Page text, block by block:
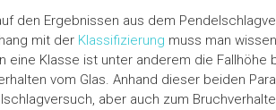
den Ergebnissen aus dem
mit der Klassifizierung muss man
eine Klasse ist unter anderem die
vom Glas. Anhand dieser beiden
aber auch zum